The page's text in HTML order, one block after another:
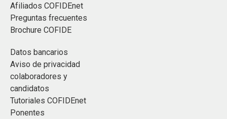
Afiliados COFIDEnet
Preguntas frecuentes
Brochure COFIDE
Datos bancarios
Aviso de privacidad
colaboradores y
candidatos
Tutoriales COFIDEnet
Ponentes